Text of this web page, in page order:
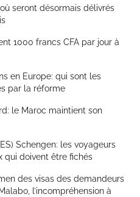
seront désormais délivrés
1000 francs CFA par jour à
en Europe: qui sont les
par la réforme
le Maroc maintient son
Schengen: les voyageurs
qui doivent être fichés
des visas des demandeurs
l’incompréhension à